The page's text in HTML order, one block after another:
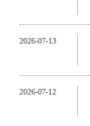
2026-07-13
2026-07-12